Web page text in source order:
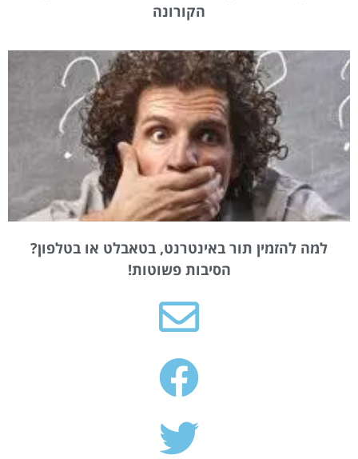
הקורונה
למה להזמין תור באינטרנט, בטאבלט או בטלפון?
הסיבות פשוטות!